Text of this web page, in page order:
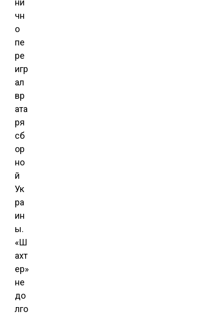
ни
чн
о
пе
ре
игр
ал
вр
ата
ря
сб
ор
но
й
Ук
ра
ин
ы.
«Ш
ахт
ер»
не
до
лго